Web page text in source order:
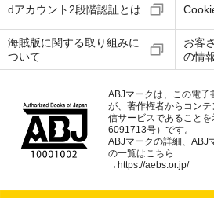
dアカウント2段階認証とは
海賊版に関する取り組みに
ついて
お客
の情
ABJマークは、この電子
が、著作権者からコン
信サービスであること
6091713号）です。
ABJマークの詳細、ABJ
の一覧はこちら
→ https://aebs.or.jp/